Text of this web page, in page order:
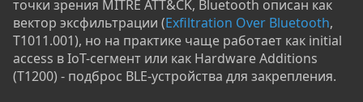
точки зрения MITRE ATT&CK, Bluetooth описан как
вектор эксфильтрации (Exfiltration Over Bluetooth,
T1011.001), но на практике чаще работает как initial
access в IoT-сегмент или как Hardware Additions
(T1200) - подброс BLE-устройства для закрепления.